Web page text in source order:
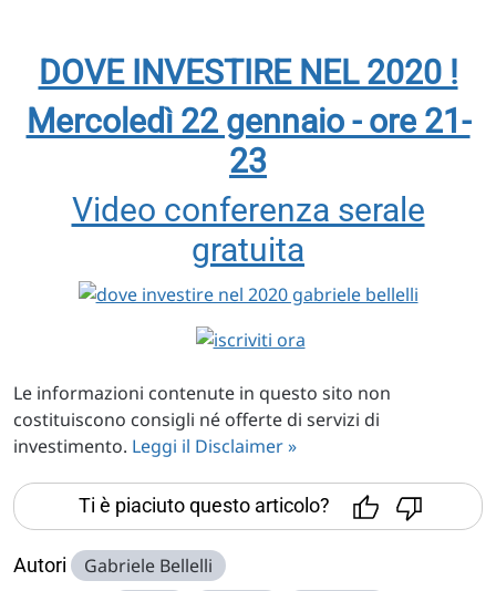
DOVE INVESTIRE NEL 2020 !
Mercoledì 22 gennaio - ore 21-
23
Video conferenza serale
gratuita
Le informazioni contenute in questo sito non
costituiscono consigli né offerte di servizi di
investimento. Leggi il Disclaimer »
Ti è piaciuto questo articolo?
Autori Gabriele Bellelli